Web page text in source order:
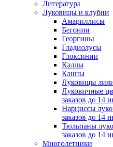
Литература
Луковицы и клубни
Амариллисы
Бегонии
Георгины
Гладиолусы
Глоксинии
Каллы
Канны
Луковицы
Луковичные
заказов до 14
Нарциссы
заказов до 14
Тюльпаны
заказов до 14
Многолетники